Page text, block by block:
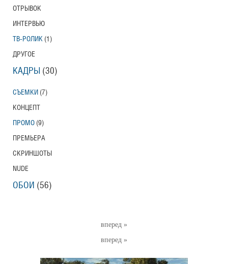
вперед »
вперед »
ОТРЫВОК
ИНТЕРВЬЮ
ТВ-РОЛИК (1)
ДРУГОЕ
КАДРЫ (30)
СЪЕМКИ (7)
КОНЦЕПТ
ПРОМО (9)
ПРЕМЬЕРА
СКРИНШОТЫ
NUDE
ОБОИ (56)